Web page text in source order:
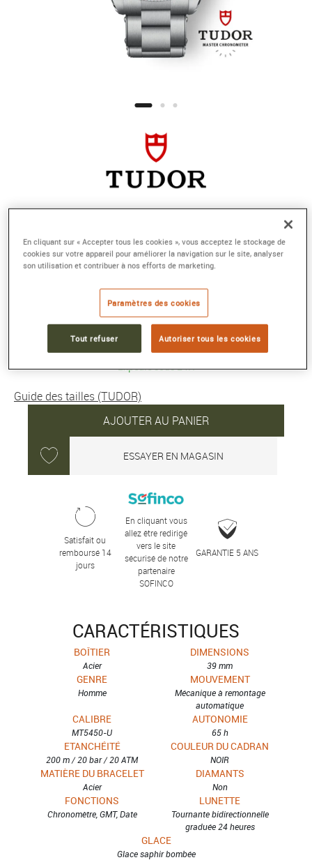
Boîtier en acier 39 mm, bracelet en acier
Référence :M7939G1A0NRU-0001
5 050 €
Expédié sous 24H
Guide des tailles (TUDOR)
AJOUTER AU PANIER
ESSAYER EN MAGASIN
Satisfait ou
remboursé 14
jours
En cliquant vous
allez être redirigé
vers le site
sécurisé de notre
partenaire
SOFINCO
GARANTIE 5 ANS
CARACTÉRISTIQUES
BOÎTIER
Acier
DIMENSIONS
39 mm
GENRE
Homme
MOUVEMENT
Mécanique à remontage
automatique
CALIBRE
MT5450-U
AUTONOMIE
65 h
ETANCHÉITÉ
200 m / 20 bar / 20 ATM
COULEUR DU CADRAN
NOIR
MATIÈRE DU BRACELET
Acier
DIAMANTS
Non
FONCTIONS
Chronomètre, GMT, Date
LUNETTE
Tournante bidirectionnelle
graduée 24 heures
GLACE
Glace saphir bombée
En cliquant sur « Accepter tous les cookies », vous acceptez le stockage de
cookies sur votre appareil pour améliorer la navigation sur le site, analyser
son utilisation et contribuer à nos efforts de marketing.
Paramètres des cookies
Tout refuser Autoriser tous les cookies